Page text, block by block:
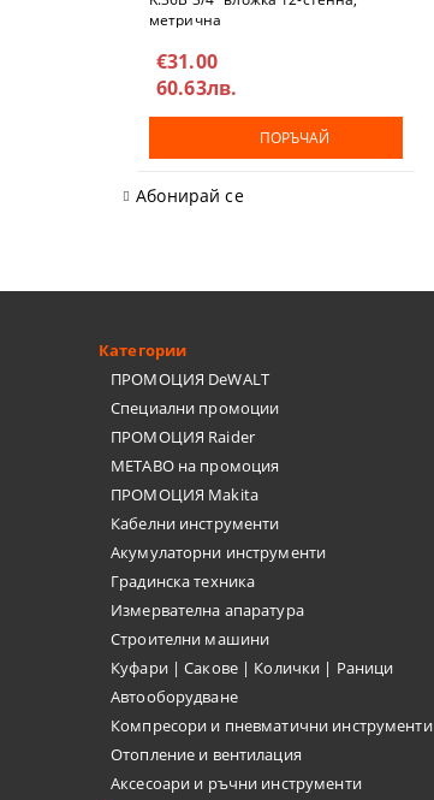
метричнa
€31.00
60.63лв.
ПОРЪЧАЙ
Абонирай се
Категории
ПРОМОЦИЯ DeWALT
Специални промоции
ПРОМОЦИЯ Raider
METABO на промоция
ПРОМОЦИЯ Makita
Кабелни инструменти
Акумулаторни инструменти
Градинска техника
Измервателна апаратура
Строителни машини
Куфари | Сакове | Колички | Раници
Автооборудване
Компресори и пневматични инструменти
Отопление и вентилация
Аксесоари и ръчни инструменти